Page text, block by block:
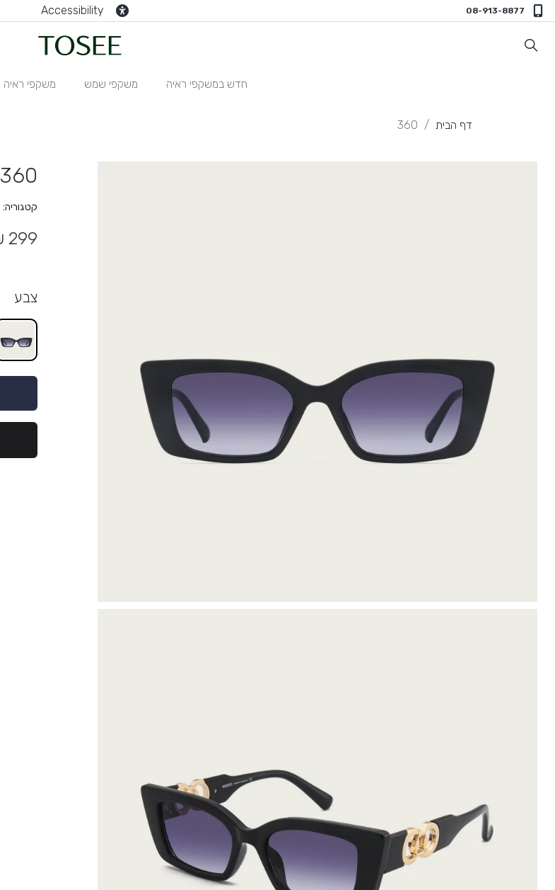
08-913-8877
Accessibility
חדש במשקפי ראיה משקפי שמש משקפי ראיה
דף הבית 360
360
קטגוריה
צבע